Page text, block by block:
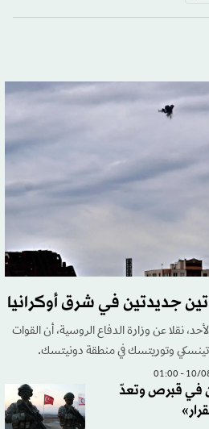
جديدتين في شرق أوكرانيا
نقلا عن وزارة الدفاع الروسية، أن القوات
وتوريتسك في منطقة دونيتسك.
في قبرص وتعدّ